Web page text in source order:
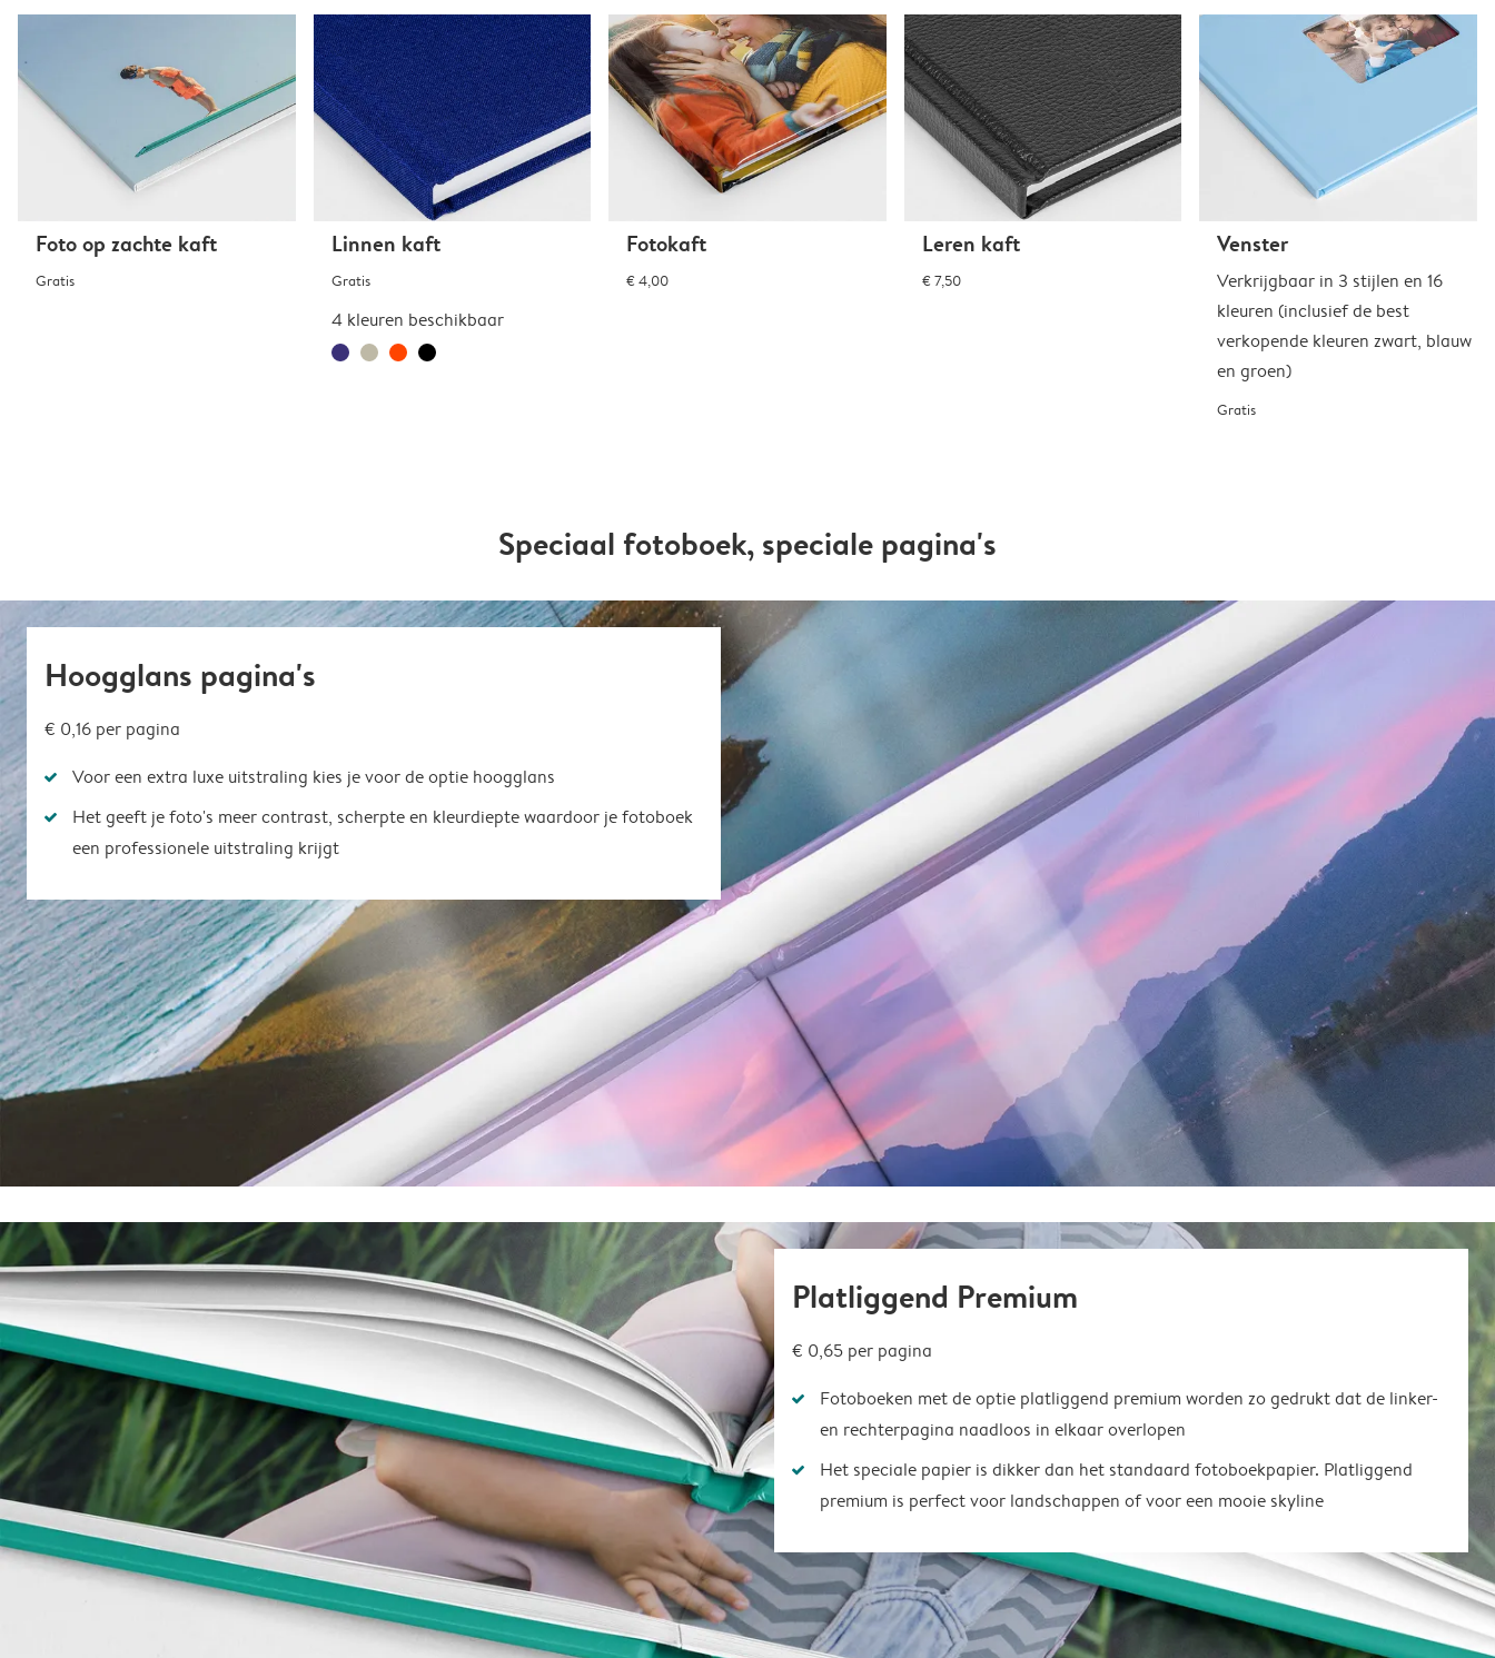
Foto op zachte kaft
Gratis
Linnen kaft
Gratis
4 kleuren beschikbaar
Fotokaft
€ 4,00
Leren kaft
€ 7,50
Venster
Verkrijgbaar in 3 stijlen en 16
kleuren (inclusief de best
verkopende kleuren zwart, blauw
en groen)
Gratis
Speciaal fotoboek, speciale pagina's
Hoogglans pagina's
€ 0,16 per pagina
Voor een extra luxe uitstraling kies je voor de optie hoogglans
Het geeft je foto's meer contrast, scherpte en kleurdiepte waardoor je fotoboek
een professionele uitstraling krijgt
Platliggend Premium
€ 0,65 per pagina
Fotoboeken met de optie platliggend premium worden zo gedrukt dat de linker-
en rechterpagina naadloos in elkaar overlopen
Het speciale papier is dikker dan het standaard fotoboekpapier. Platliggend
premium is perfect voor landschappen of voor een mooie skyline